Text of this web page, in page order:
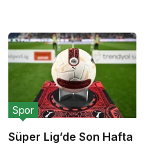
Süper Lig’de Son Hafta
Spor